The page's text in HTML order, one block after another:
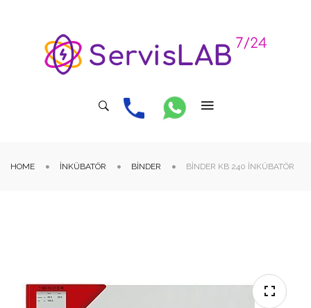
HOME İNKÜBATÖR BINDER BINDER KB 240 İNKÜBATÖR